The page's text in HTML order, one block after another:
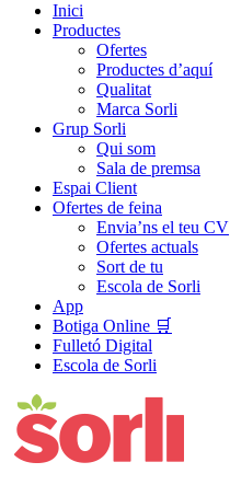
Inici
Productes
Ofertes
Productes d’aquí
Qualitat
Marca Sorli
Grup Sorli
Qui som
Sala de premsa
Espai Client
Ofertes de feina
Envia’ns el teu CV
Ofertes actuals
Sort de tu
Escola de Sorli
App
Botiga Online 🛒
Fulletó Digital
Escola de Sorli